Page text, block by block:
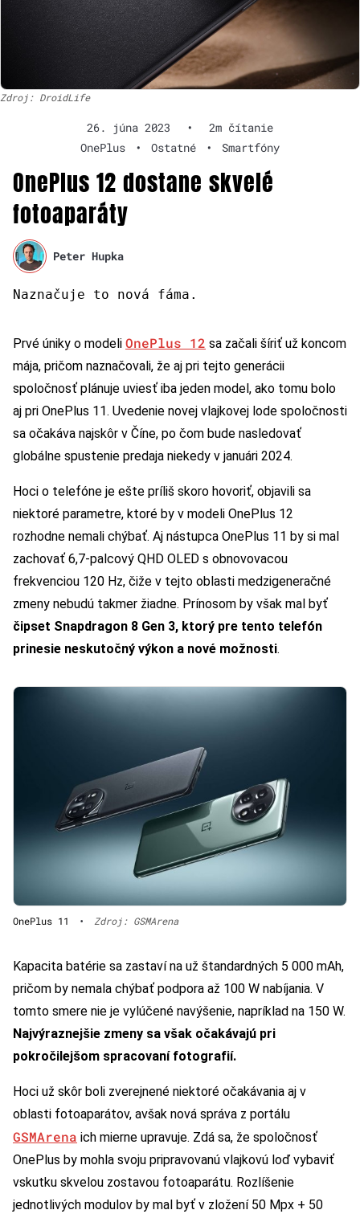
Zdroj: DroidLife
26. júna 2023 •
2m čítanie
OnePlus
• Ostatné • Smartfóny
OnePlus 12 dostane skvelé
fotoaparáty
Peter Hupka
Naznačuje to nová fáma.
Prvé úniky o modeli OnePlus 12 sa začali šíriť už koncom
mája, pričom naznačovali, že aj pri tejto generácii
spoločnosť plánuje uviesť iba jeden model, ako tomu bolo
aj pri OnePlus 11. Uvedenie novej vlajkovej lode spoločnosti
sa očakáva najskôr v Číne, po čom bude nasledovať
globálne spustenie predaja niekedy v januári 2024.
Hoci o telefóne je ešte príliš skoro hovoriť, objavili sa
niektoré parametre, ktoré by v modeli OnePlus 12
rozhodne nemali chýbať. Aj nástupca OnePlus 11 by si mal
zachovať 6,7-palcový QHD OLED s obnovovacou
frekvenciou 120 Hz, čiže v tejto oblasti medzigeneračné
zmeny nebudú takmer žiadne. Prínosom by však mal byť
čipset Snapdragon 8 Gen 3, ktorý pre tento telefón
prinesie neskutočný výkon a nové možnosti.
OnePlus 11 • Zdroj: GSMArena
Kapacita batérie sa zastaví na už štandardných 5 000 mAh,
pričom by nemala chýbať podpora až 100 W nabíjania. V
tomto smere nie je vylúčené navýšenie, napríklad na 150 W.
Najvýraznejšie zmeny sa však očakávajú pri
pokročilejšom spracovaní fotografií.
Hoci už skôr boli zverejnené niektoré očakávania aj v
oblasti fotoaparátov, avšak nová správa z portálu
GSMArena ich mierne upravuje. Zdá sa, že spoločnosť
OnePlus by mohla svoju pripravovanú vlajkovú loď vybaviť
vskutku skvelou zostavou fotoaparátu. Rozlíšenie
jednotlivých modulov by mal byť v zložení 50 Mpx + 50